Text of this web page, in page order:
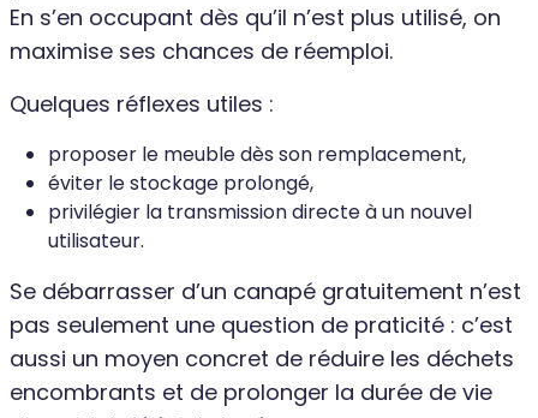
En s’en occupant dès qu’il n’est plus utilisé, on
maximise ses chances de réemploi.
Quelques réflexes utiles :
proposer le meuble dès son remplacement,
éviter le stockage prolongé,
privilégier la transmission directe à un nouvel
utilisateur.
Se débarrasser d’un canapé gratuitement n’est
pas seulement une question de praticité : c’est
aussi un moyen concret de réduire les déchets
encombrants et de prolonger la durée de vie